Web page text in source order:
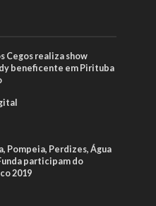
Cegos realiza show
beneficente em Pirituba
Pompeia, Perdizes, Água
participam do
2019